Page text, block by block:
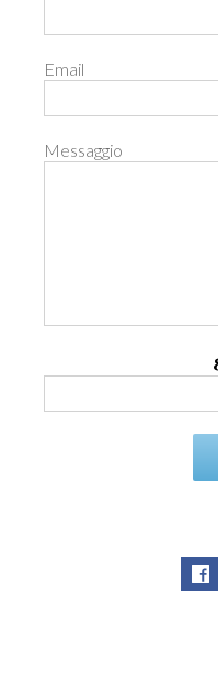
Email
Messaggio